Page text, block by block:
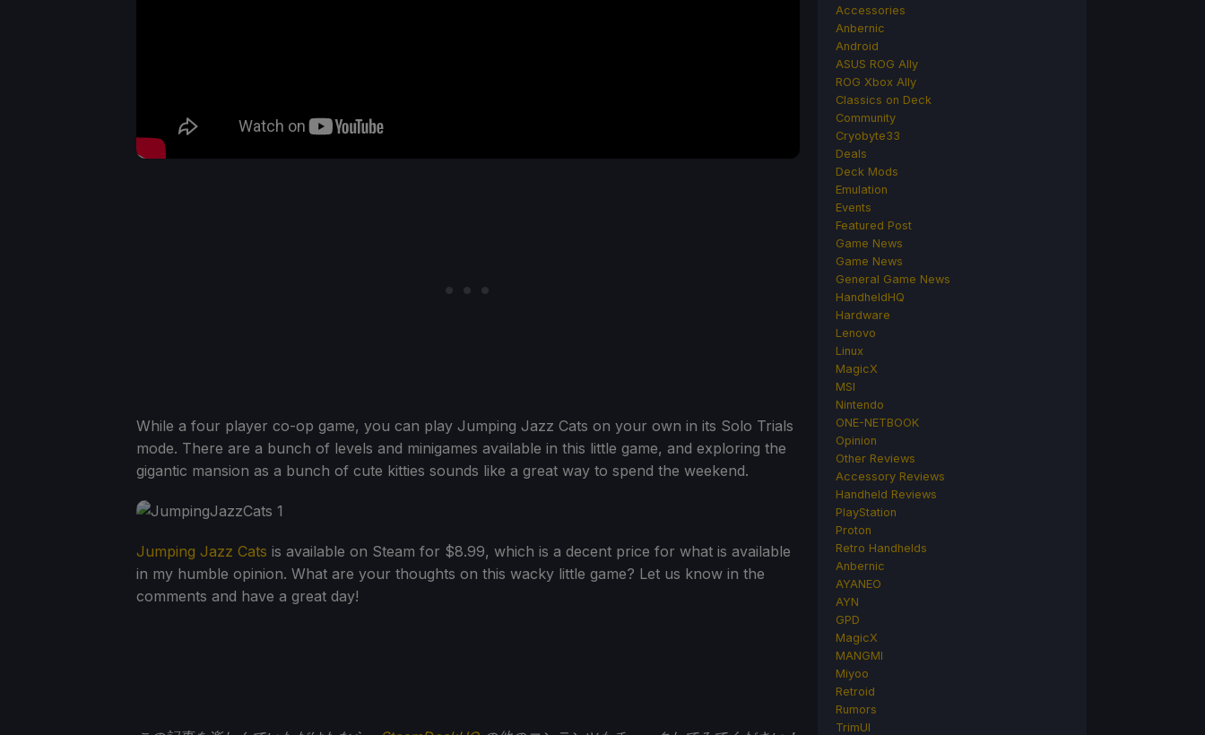
While a four player co-op game, you can play Jumping Jazz Cats on your own in its Solo Trials
mode. There are a bunch of levels and minigames available in this little game, and exploring the
gigantic mansion as a bunch of cute kitties sounds like a great way to spend the weekend.
Jumping Jazz Cats is available on Steam for $8.99, which is a decent price for what is available
in my humble opinion. What are your thoughts on this wacky little game? Let us know in the
comments and have a great day!
Accessories
Anbernic
Android
ASUS ROG Ally
ROG Xbox Ally
Classics on Deck
Community
Cryobyte33
Deals
Deck Mods
Emulation
Events
Featured Post
Game News
Game News
General Game News
HandheldHQ
Hardware
Lenovo
Linux
MagicX
MSI
Nintendo
ONE-NETBOOK
Opinion
Other Reviews
Accessory Reviews
Handheld Reviews
PlayStation
Proton
Retro Handhelds
Anbernic
AYANEO
AYN
GPD
MagicX
MANGMI
Miyoo
Retroid
Rumors
TrimUI